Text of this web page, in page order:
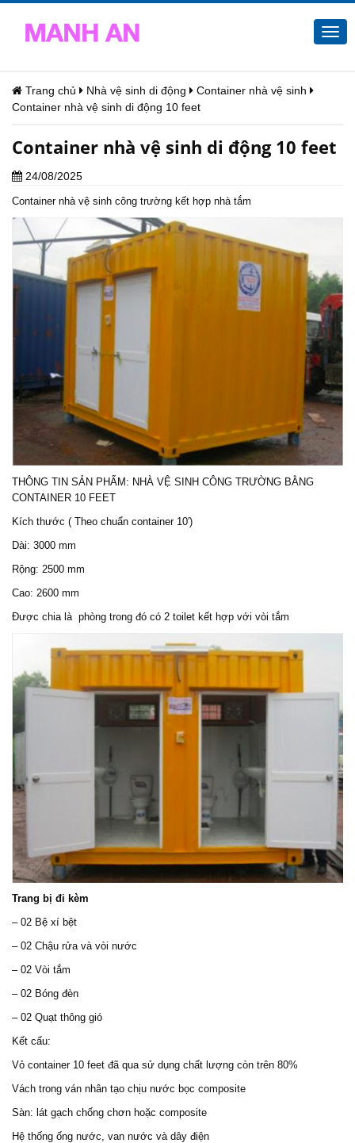
Trang chủ Nhà vệ sinh di động
Container nhà vệ sinh
Container nhà vệ sinh di động 10 feet
Container nhà vệ sinh di động 10 feet
24/08/2025
Container nhà vệ sinh công trường kết hợp nhà tắm
THÔNG TIN SẢN PHẨM: NHÀ VỆ SINH CÔNG TRƯỜNG BẰNG
CONTAINER 10 FEET
Kích thước ( Theo chuẩn container 10′)
Dài: 3000 mm
Rộng: 2500 mm
Cao: 2600 mm
Được chia là phòng trong đó có 2 toilet kết hợp với vòi tắm
Trang bị đi kèm
– 02 Bệ xí bệt
– 02 Chậu rửa và vòi nước
– 02 Vòi tắm
– 02 Bóng đèn
– 02 Quạt thông gió
Kết cấu:
Vỏ container 10 feet đã qua sử dụng chất lượng còn trên 80%
Vách trong ván nhân tạo chịu nước bọc composite
Sàn: lát gạch chống chơn hoặc composite
Hệ thống ống nước, van nước và dây điện